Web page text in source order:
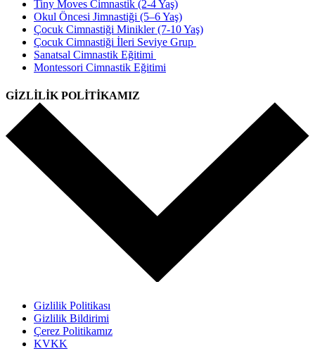
Tiny Moves Cimnastik (2-4 Yaş)
Okul Öncesi Jimnastiği (5–6 Yaş)
Çocuk Cimnastiği Minikler (7-10 Yaş)
Çocuk Cimnastiği İleri Seviye Grup
Sanatsal Cimnastik Eğitimi
Montessori Cimnastik Eğitimi
GİZLİLİK POLİTİKAMIZ
Gizlilik Politikası
Gizlilik Bildirimi
Çerez Politikamız
KVKK